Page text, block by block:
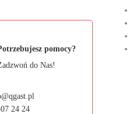
pomocy?
do Nas!
24 24